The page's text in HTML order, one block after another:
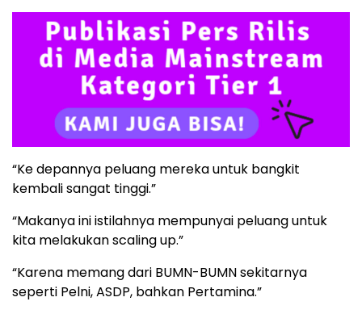
“Ke depannya peluang mereka untuk bangkit
kembali sangat tinggi.”
“Makanya ini istilahnya mempunyai peluang untuk
kita melakukan scaling up.”
“Karena memang dari BUMN-BUMN sekitarnya
seperti Pelni, ASDP, bahkan Pertamina.”